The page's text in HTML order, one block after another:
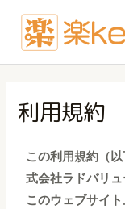
利用規約
この利用規約（
式会社ラドバリ
このウェブサイ